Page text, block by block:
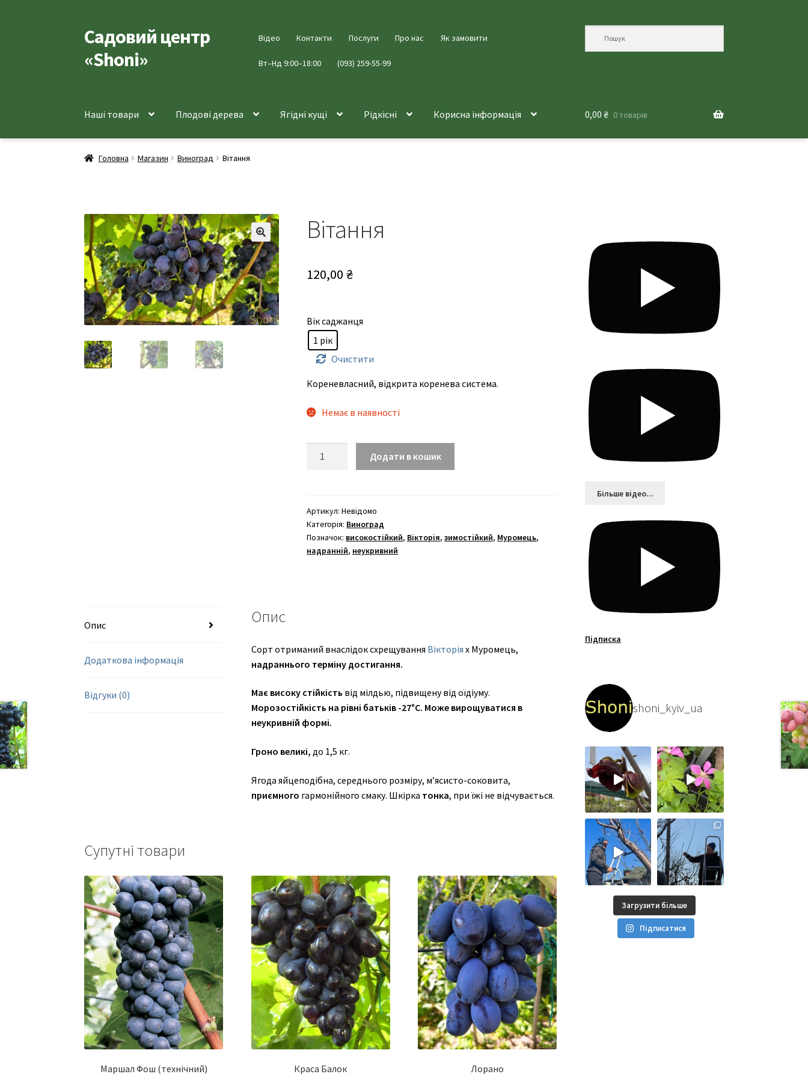
Перейти
до
навігації
Перейти
до
вмісту
Садовий центр
«Shoni»
Відео Контакти Послуги Про нас Як замовити
Вт–Нд 9:00–18:00 (093) 259-55-99
Наші товари Плодові дерева Ягідні кущі Рідкісні Корисна інформація 0,00 ₴ 0 товарів
Головна Магазин Виноград Вітання
🔍
Вітання
120,00₴
Вік саджанця
1 рік
Очистити
Кореневласний, відкрита коренева система.
Немає в наявності
Додати в кошик
Артикул:Невідомо
Категорія: Виноград
Позначок: високостійкий, Вікторія,зимостійкий, Муромець,
надранній, неукривний
Опис
Додаткова інформація
Відгуки (0)
Опис
Сорт отриманий внаслідок схрещування Вікторія х Муромець,
надраннього терміну достигання.
Має високу стійкість від мілдью, підвищену від оїдіуму.
Морозостійкість на рівні батьків -27°С. Може вирощуватися в
неукривній формі.
Гроно великі, до 1,5 кг.
Ягода яйцеподібна, середнього розміру, м’ясисто-соковита,
приємного гармонійного смаку. Шкірка тонка, при їжі не відчувається.
Супутні товари
Маршал Фош (технічний) Краса Балок Лорано
Більшe відео...
Підписка
shoni_kyiv_ua
Загрузити більше
Підписатися